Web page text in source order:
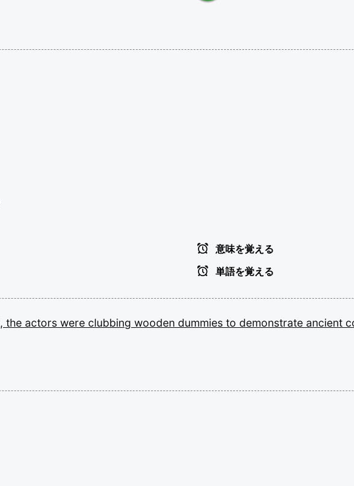
意味を覚える
単語を覚える
the actors were clubbing wooden dummies to demonstrate ancient